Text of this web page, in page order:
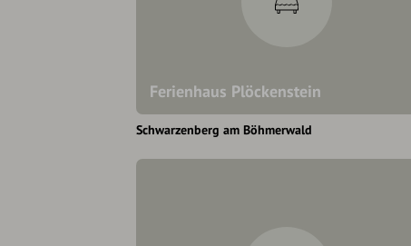
Ferienhaus Plöckenstein
Schwarzenberg am Böhmerwald